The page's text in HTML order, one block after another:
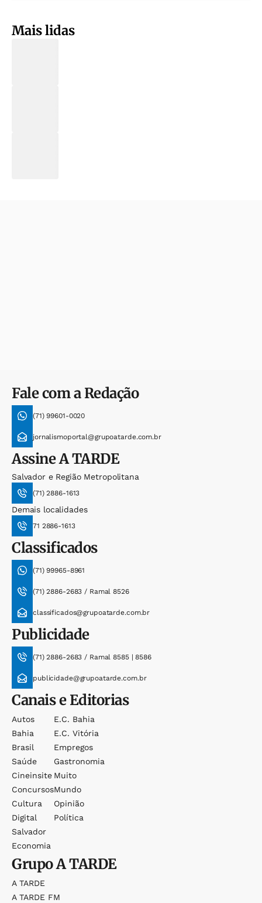
Mais lidas
Fale com a Redação
(71) 99601-0020
jornalismoportal@grupoatarde.com.br
AssineA TARDE
Salvador e Região Metropolitana
(71) 2886-1613
Demais localidades
71 2886-1613
Classificados
(71) 99965-8961
(71) 2886-2683 / Ramal 8526
classificados@grupoatarde.com.br
Publicidade
(71) 2886-2683 / Ramal 8585 | 8586
publicidade@grupoatarde.com.br
Canais e Editorias
Autos
Bahia
Brasil
Saúde
Cineinsite
Concursos
Cultura
Digital
Salvador
Economia
E.c. Bahia
E.c. Vitória
Empregos
Gastronomia
Muito
Mundo
Opinião
Política
GrupoA TARDE
A TARDE
A TARDE FM